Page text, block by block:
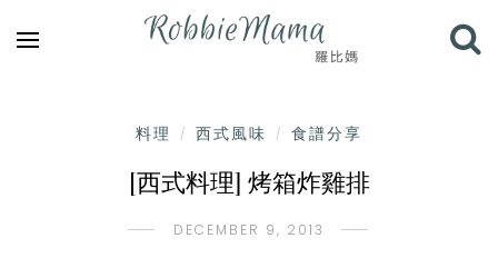
料理 / 西式風味 / 食譜分享
[西式料理] 烤箱炸雞排
DECEMBER 9, 2013